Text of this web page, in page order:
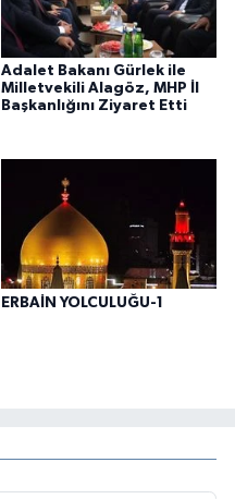
Adalet Bakanı Gürlek ile
Milletvekili Alagöz, MHP İl
Başkanlığını Ziyaret Etti
ERBAİN YOLCULUĞU-1